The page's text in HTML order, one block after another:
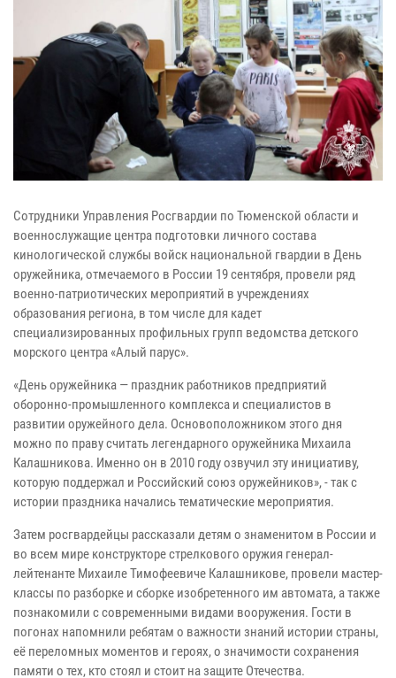
Сотрудники Управления Росгвардии по Тюменской области и
военнослужащие центра подготовки личного состава
кинологической службы войск национальной гвардии в День
оружейника, отмечаемого в России 19 сентября, провели ряд
военно-патриотических мероприятий в учреждениях
образования региона, в том числе для кадет
специализированных профильных групп ведомства детского
морского центра «Алый парус».
«День оружейника — праздник работников предприятий
оборонно-промышленного комплекса и специалистов в
развитии оружейного дела. Основоположником этого дня
можно по праву считать легендарного оружейника Михаила
Калашникова. Именно он в 2010 году озвучил эту инициативу,
которую поддержал и Российский союз оружейников», - так с
истории праздника начались тематические мероприятия.
Затем росгвардейцы рассказали детям о знаменитом в России и
во всем мире конструкторе стрелкового оружия генерал-
лейтенанте Михаиле Тимофеевиче Калашникове, провели мастер-
классы по разборке и сборке изобретенного им автомата, а также
познакомили с современными видами вооружения. Гости в
погонах напомнили ребятам о важности знаний истории страны,
её переломных моментов и героях, о значимости сохранения
памяти о тех, кто стоял и стоит на защите Отечества.